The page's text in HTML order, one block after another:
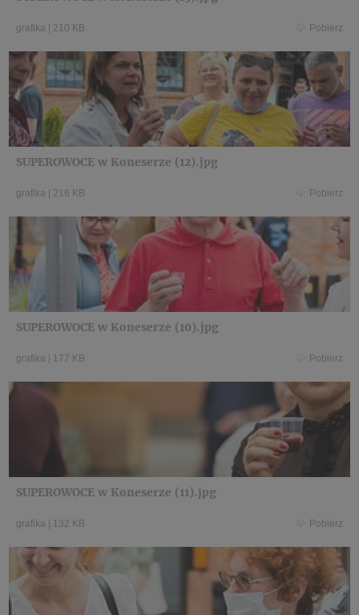
grafika | 210 KB Pobierz
SUPEROWOCE w Koneserze (12).jpg
grafika | 216 KB Pobierz
SUPEROWOCE w Koneserze (10).jpg
grafika | 177 KB Pobierz
SUPEROWOCE w Koneserze (11).jpg
grafika | 132 KB Pobierz